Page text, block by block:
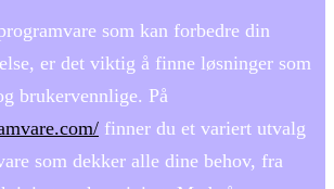
som kan forbedre din
er det viktig å finne løsninger som
brukervennlige. På
finner du et variert utvalg
som dekker alle dine behov, fra